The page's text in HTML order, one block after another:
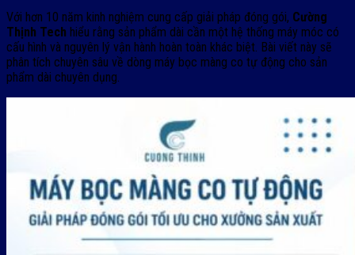
Với hơn 10 năm kinh nghiệm cung cấp giải pháp đóng gói, Cường
Thịnh Tech hiểu rằng sản phẩm dài cần một hệ thống máy móc có
cấu hình và nguyên lý vận hành hoàn toàn khác biệt. Bài viết này sẽ
phân tích chuyên sâu về dòng máy bọc màng co tự động cho sản
phẩm dài chuyên dụng.